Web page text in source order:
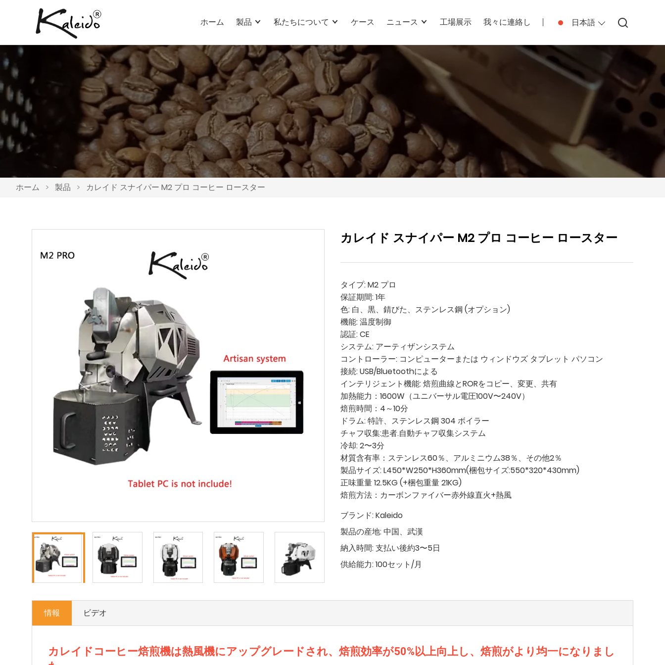
日本語
ホーム 製品 私たちについて ケース ニュース 工場展示 我々に連絡し
ホーム > 製品 > カレイド スナイパー M2 プロ コーヒー ロースター
カレイド スナイパー M2 プロ コーヒー ロースター
タイプ: M2 プロ
保証期間: 1年
色: 白、黒、錆びた、ステンレス鋼 (オプション)
機能: 温度制御
認証: CE
システム: アーティザンシステム
コントローラー: コンピューターまたは ウィンドウズ タブレット パソコン
接続: USB/Bluetoothによる
インテリジェント機能: 焙煎曲線とRORをコピー、変更、共有
加熱能力：1600W（ユニバーサル電圧100V〜240V）
焙煎時間：4～10分
ドラム: 特許、ステンレス鋼 304 ボイラー
チャフ収集:患者.自動チャフ収集システム
冷却: 2〜3分
材質含有率：ステンレス60％、アルミニウム38％、その他2％
製品サイズ: L450*W250*H360mm(梱包サイズ:550*320*430mm)
正味重量 12.5KG (+梱包重量 21KG)
焙煎方法：カーボンファイバー赤外線直火+熱風
ブランド:Kaleido
製品の産地: 中国、武漢
納入時間:支払い後約3〜5日
供給能力:100セット/月
情報 ビデオ
カレイドコーヒー焙煎機は熱風機にアップグレードされ、焙煎効率が50%以上向上し、焙煎がより均一になりまし